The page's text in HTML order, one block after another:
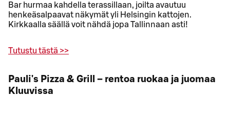
Bar hurmaa kahdella terassillaan, joilta avautuu
henkeäsalpaavat näkymät yli Helsingin kattojen.
Kirkkaalla säällä voit nähdä jopa Tallinnaan asti!
Tutustu tästä >>
Pauli's Pizza & Grill – rentoa ruokaa ja juomaa
Kluuvissa